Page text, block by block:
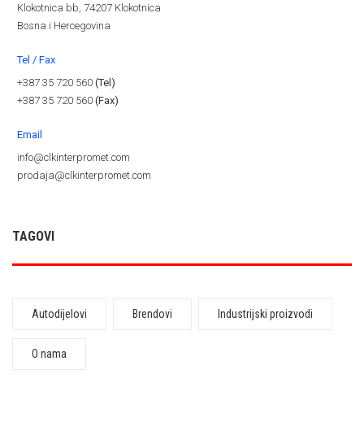
Klokotnica bb, 74207 Klokotnica
Bosna i Hercegovina
Tel / Fax
+387 35 720 560 (Tel)
+387 35 720 560 (Fax)
Email
info@clkinterpromet.com
prodaja@clkinterpromet.com
TAGOVI
Autodijelovi Brendovi Industrijski proizvodi
O nama